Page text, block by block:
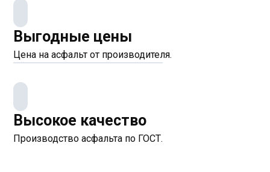
Выгодные цены
Цена на асфальт от производителя.
Высокое качество
Производство асфальта по ГОСТ.